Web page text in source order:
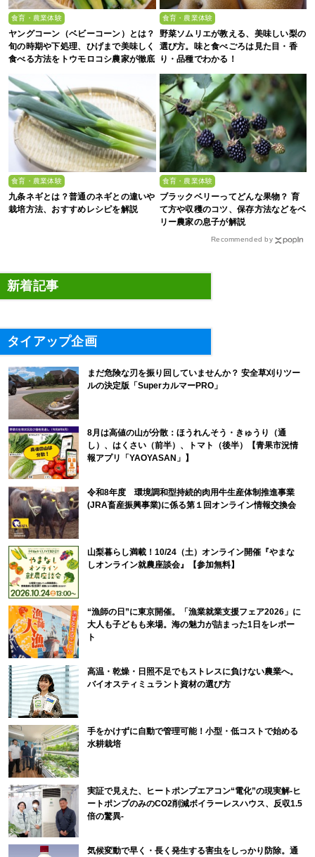
食育・農業体験
ヤングコーン（ベビーコーン）とは？
旬の時期や下処理、ひげまで美味しく
食べる方法をトウモロコシ農家が徹底
食育・農業体験
野菜ソムリエが教える、美味しい梨の
選び方。味と食べごろは見た目・香
り・品種でわかる！
食育・農業体験
九条ネギとは？普通のネギとの違いや
栽培方法、おすすめレシピを解説
食育・農業体験
ブラックベリーってどんな果物？ 育
て方や収穫のコツ、保存方法などをベ
リー農家の息子が解説
Recommended by
新着記事
タイアップ企画
まだ危険な刃を振り回していませんか？ 安全草刈りツー
ルの決定版「SuperカルマーPRO」
8月は高値の山が分散：ほうれんそう・きゅうり（通
し）、はくさい（前半）、トマト（後半）【青果市況情
報アプリ「YAOYASAN」】
令和8年度 環境調和型持続的肉用牛生産体制推進事業
(JRA畜産振興事業)に係る第１回オンライン情報交換会
山梨暮らし満載！10/24（土）オンライン開催『やまな
しオンライン就農座談会』【参加無料】
“漁師の日”に東京開催。「漁業就業支援フェア2026」に
大人も子どもも来場。海の魅力が詰まった1日をレポー
ト
高温・乾燥・日照不足でもストレスに負けない農業へ。
バイオスティミュラント資材の選び方
手をかけずに自動で管理可能！小型・低コストで始める
水耕栽培
実証で見えた、ヒートポンプエアコン“電化”の現実解-ヒ
ートポンプのみのCO2削減ボイラーレスハウス、反収1.5
倍の驚異-
気候変動で早く・長く発生する害虫をしっかり防除。通